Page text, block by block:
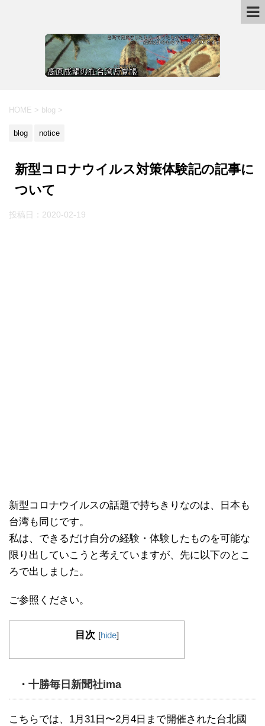
HOME > blog >
blog notice
新型コロナウイルス対策体験記の記事に
ついて
投稿日： 2020-02-19
新型コロナウイルスの話題で持ちきりなのは、日本も
台湾も同じです。
私は、できるだけ自分の経験・体験したものを可能な
限り出していこうと考えていますが、先に以下のとこ
ろで出しました。
ご参照ください。
目次 [hide]
・ 十勝毎日新聞社ima
こちらでは、1月31日〜2月4日まで開催された台北國